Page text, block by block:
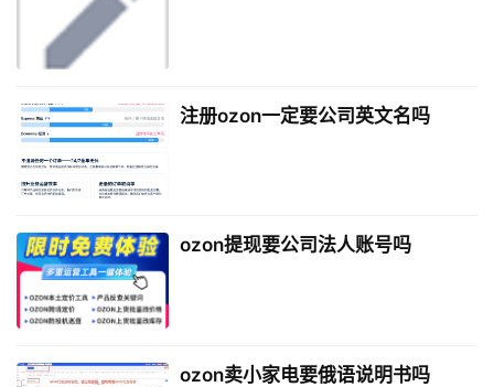
注册ozon一定要公司英文名吗
ozon提现要公司法人账号吗
ozon卖小家电要俄语说明书吗